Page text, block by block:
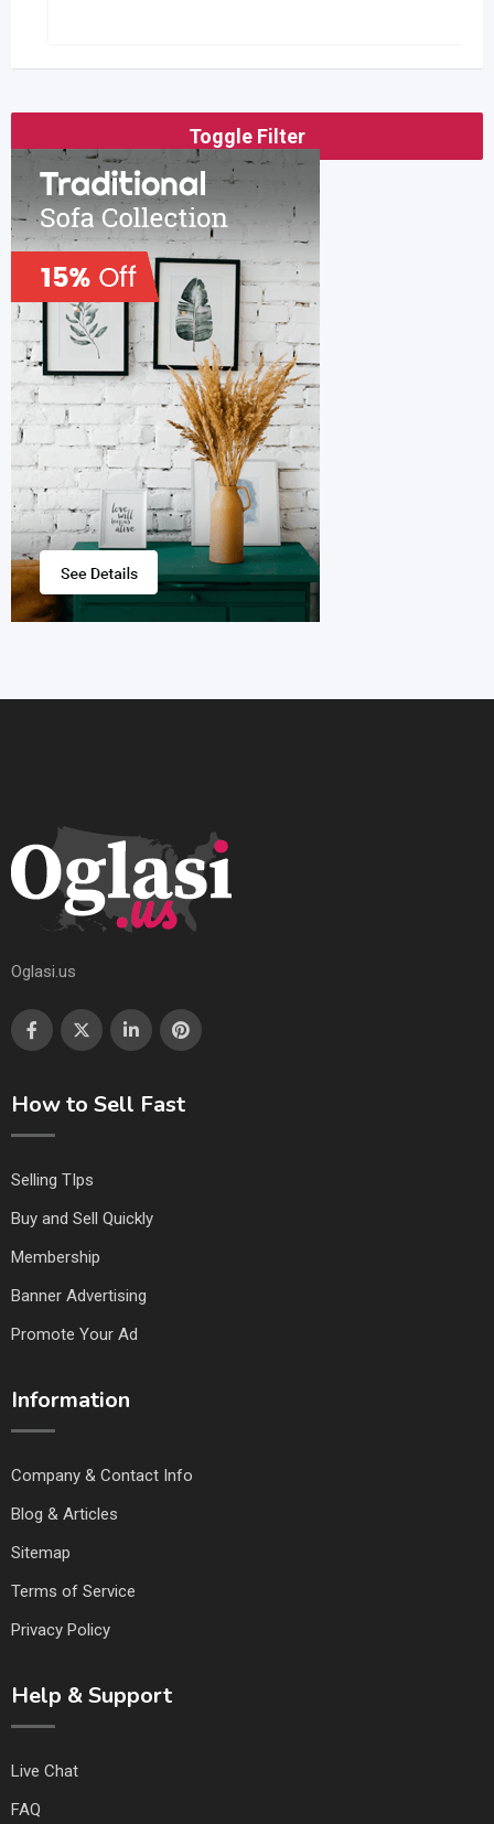
Toggle Filter
Oglasi.us
How to Sell Fast
Selling TIps
Buy and Sell Quickly
Membership
Banner Advertising
Promote Your Ad
Information
Company & Contact Info
Blog & Articles
Sitemap
Terms of Service
Privacy Policy
Help & Support
Live Chat
FAQ